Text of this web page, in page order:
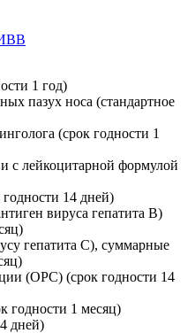
1 год)
пазух носа (стандартное
(срок годности 1
с лейкоцитарной формулой
14 дней)
вируса гепатита В)
гепатита С), суммарные
(ОРС) (срок годности 14
годности 1 месяц)
дней)